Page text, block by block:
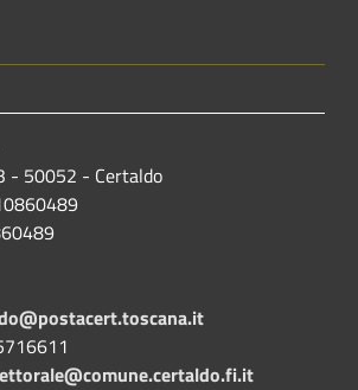
- 50052 - Certaldo